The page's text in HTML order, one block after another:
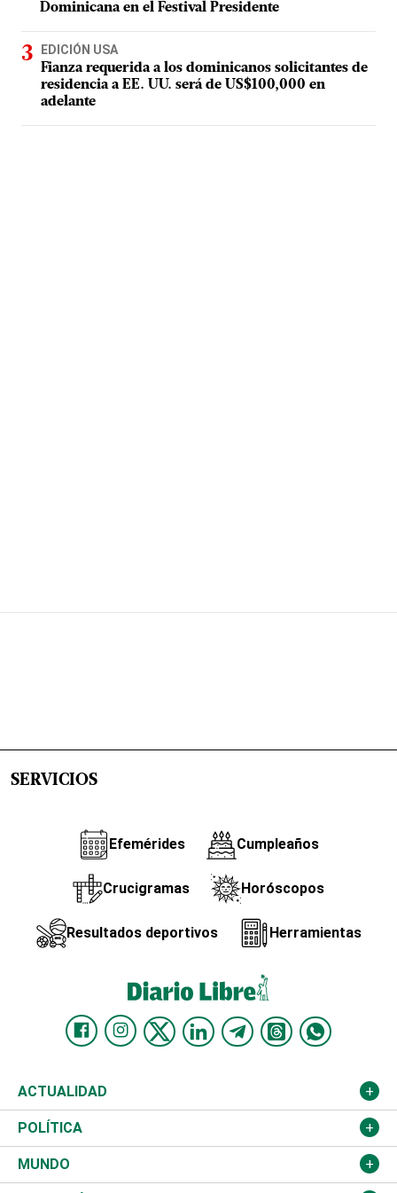
Dominicana en el Festival Presidente
EDICIÓN USA
Fianza requerida a los dominicanos solicitantes de
residencia a EE. UU. será de US$100,000 en
adelante
SERVICIOS
Efemérides Cumpleaños
Crucigramas Horóscopos
Resultados deportivos Herramientas
ACTUALIDAD
Nacional
Ciudad
POLÍTICA
Partidos
MUNDO